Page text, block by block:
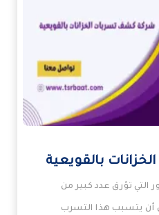
بالقويعية
التي تؤرق عدد كبير من
أن يتسبب هذا التسرب